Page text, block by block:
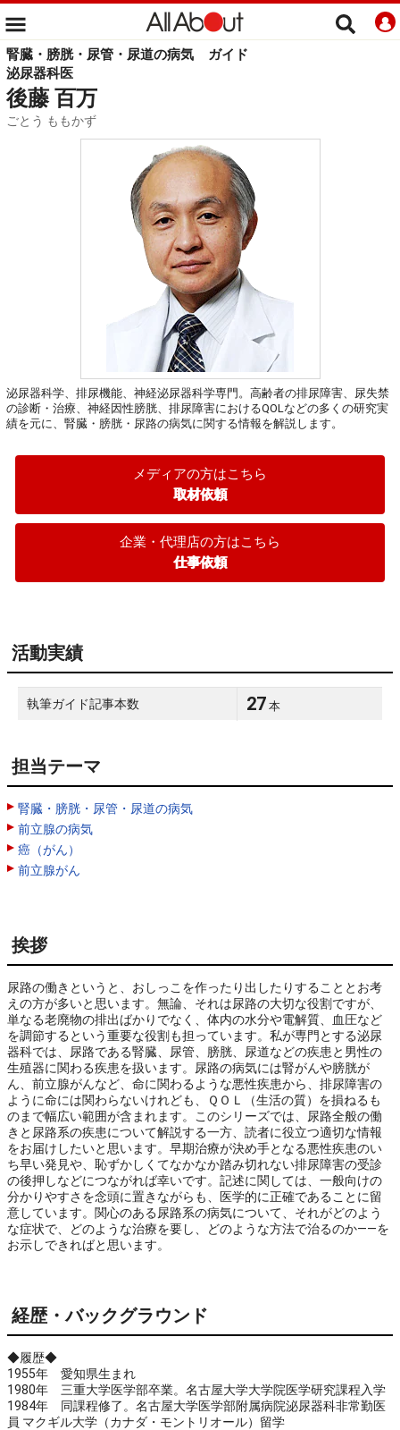
腎臓・膀胱・尿管・尿道の病気
ガイド
泌尿器科医
後藤 百万
ごとう ももかず
泌尿器科学、排尿機能、神経泌尿器科学専門。高齢者の排尿障害、尿失禁
の診断・治療、神経因性膀胱、排尿障害におけるQOLなどの多くの研究実
績を元に、腎臓・膀胱・尿路の病気に関する情報を解説します。
メディアの方はこちら
取材依頼
企業・代理店の方はこちら
仕事依頼
活動実績
執筆ガイド記事本数 27 本
担当テーマ
腎臓・膀胱・尿管・尿道の病気
前立腺の病気
癌（がん）
前立腺がん
挨拶
尿路の働きというと、おしっこを作ったり出したりすることとお考
えの方が多いと思います。無論、それは尿路の大切な役割ですが、
単なる老廃物の排出ばかりでなく、体内の水分や電解質、血圧など
を調節するという重要な役割も担っています。私が専門とする泌尿
器科では、尿路である腎臓、尿管、膀胱、尿道などの疾患と男性の
生殖器に関わる疾患を扱います。尿路の病気には腎がんや膀胱が
ん、前立腺がんなど、命に関わるような悪性疾患から、排尿障害の
ように命には関わらないけれども、ＱＯＬ（生活の質）を損ねるも
のまで幅広い範囲が含まれます。このシリーズでは、尿路全般の働
きと尿路系の疾患について解説する一方、読者に役立つ適切な情報
をお届けしたいと思います。早期治療が決め手となる悪性疾患のい
ち早い発見や、恥ずかしくてなかなか踏み切れない排尿障害の受診
の後押しなどにつながれば幸いです。記述に関しては、一般向けの
分かりやすさを念頭に置きながらも、医学的に正確であることに留
意しています。関心のある尿路系の病気について、それがどのよう
な症状で、どのような治療を要し、どのような方法で治るのか――を
お示しできればと思います。
経歴・バックグラウンド
◆履歴◆
1955年 愛知県生まれ
1980年 三重大学医学部卒業。名古屋大学大学院医学研究課程入学
1984年 同課程修了。名古屋大学医学部附属病院泌尿器科非常勤医
員 マクギル大学（カナダ・モントリオール）留学